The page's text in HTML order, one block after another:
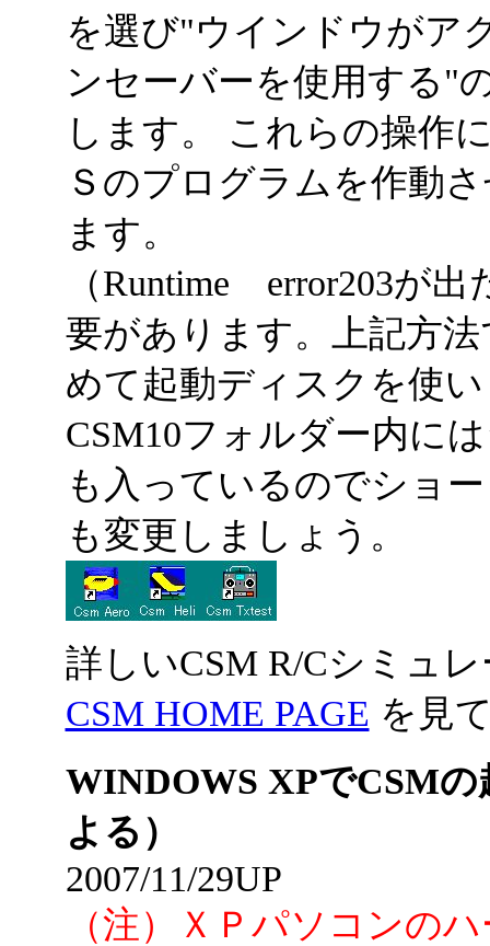
を選び"ウインドウがア
ンセーバーを使用する"
します。 これらの操作
Ｓのプログラムを作動
ます。
（Runtime error203が
要があります。上記方
めて起動ディスクを使
CSM10フォルダー内に
も入っているのでショ
も変更しましょう。
詳しいCSM R/Cシミュ
CSM HOME PAGE を見
WINDOWS XPでCSM
よる）
2007/11/29UP
（注）ＸＰパソコンの